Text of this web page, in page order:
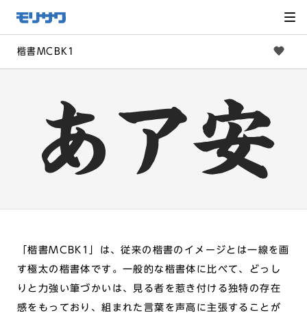
メ
ニュー
飛ばし
へ移動
楷書MCBK1
「楷書MCBK1」は、従来の楷書のイメージとは一線を画
す極太の楷書体です。一般的な楷書体に比べて、どっし
りと力強い筆づかいは、見る者を惹き付ける独特の存在
感をもっており、組まれた言葉を声高に主張することが